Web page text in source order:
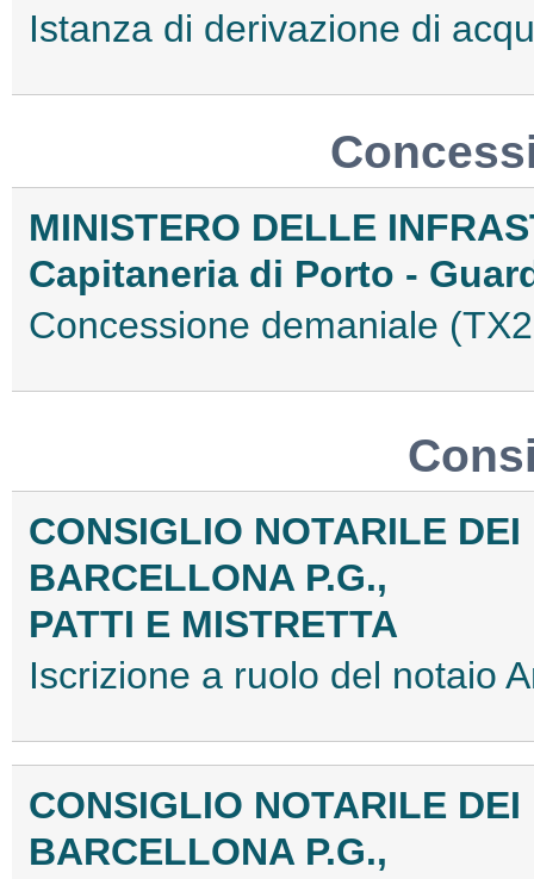
Istanza di derivazione di
MINISTERO DELLE
Capitaneria di Porto -
Concessione demaniale
CONSIGLIO NOTARILE
BARCELLONA P.G.,
PATTI E MISTRETTA
Iscrizione a ruolo del notaio
CONSIGLIO NOTARILE
BARCELLONA P.G.,